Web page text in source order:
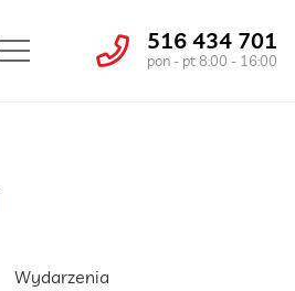
516 434 701
pon - pt 8:00 - 16:00
Wydarzenia